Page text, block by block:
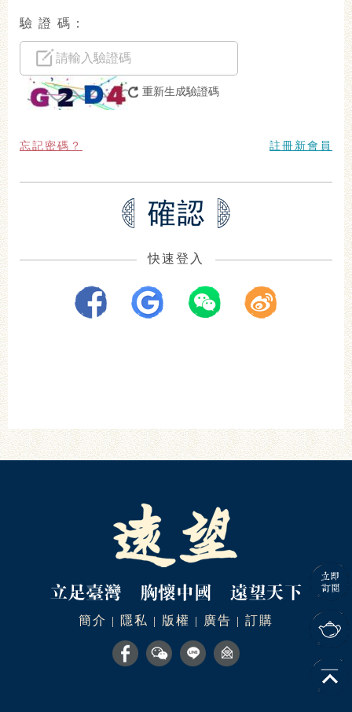
驗 證 碼：
重新生成驗證碼
忘記密碼？ 註冊新會員
快速登入
簡介 | 隱私 | 版權 | 廣告 | 訂購